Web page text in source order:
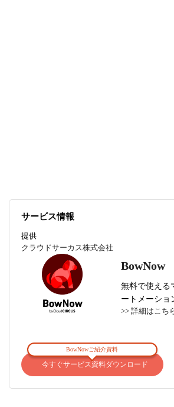
サービス情報
提供
クラウドサーカス株式会社
BowNow
無料で使える
ートメーショ
>> 詳細はこち
BowNowご紹介資料
今すぐサービス資料ダウンロード